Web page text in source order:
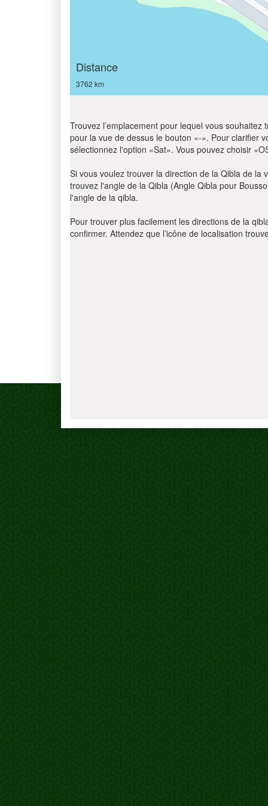
Distance
3762 km
Trouvez l’emplacement pour lequel vous
pour la vue de dessus le bouton «-». Pour clarifier
sélectionnez l'option «Sat». Vous pouvez choisir
Si vous voulez trouver la direction de la Qibla de la
trouvez l'angle de la Qibla (Angle Qibla pour
l'angle de la qibla.
Pour trouver plus facilement les directions de la
confirmer. Attendez que l’icône de localisation